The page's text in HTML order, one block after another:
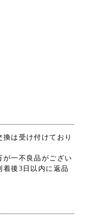
は受け付けており
が一不良品がござい
着後3日以内に返品